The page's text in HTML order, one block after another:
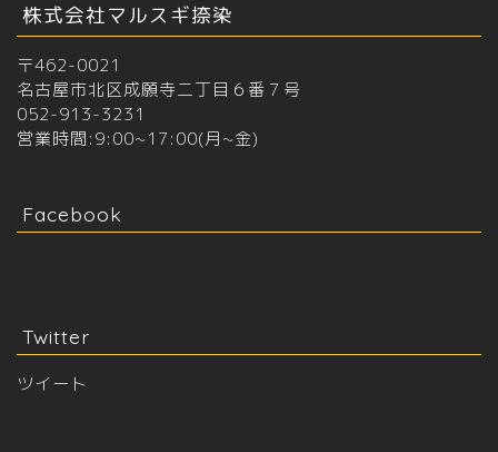
株式会社マルスギ捺染
〒462-0021
名古屋市北区成願寺二丁目６番７号
052-913-3231
営業時間:9:00~17:00(月~金)
Facebook
Twitter
ツイート